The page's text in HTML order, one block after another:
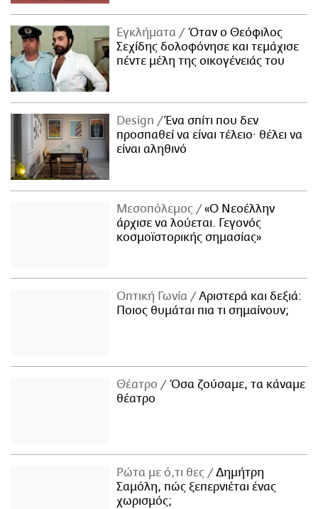
Εγκλήματα
Όταν ο Θεόφιλος
Σεχίδης δολοφόνησε και τεμάχισε
πέντε μέλη της οικογένειάς του
Design
Ένα σπίτι που δεν
προσπαθεί να είναι τέλειο· θέλει να
είναι αληθινό
Μεσοπόλεμος
«Ο Νεοέλλην
άρχισε να λούεται. Γεγονός
κοσμοϊστορικής σημασίας»
Οπτική Γωνία
Αριστερά και δεξιά:
Ποιος θυμάται πια τι σημαίνουν;
Θέατρο
Όσα ζούσαμε, τα κάναμε
θέατρο
Ρώτα με ό,τι θες
Δημήτρη
Σαμόλη, πώς ξεπερνιέται ένας
χωρισμός;